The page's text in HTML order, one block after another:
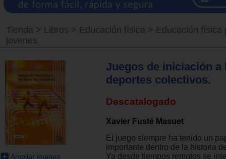
Tienda > Libros > Educación física > Educación física
jovenes
Ampliar imagen
Juegos de iniciación a
deportes colectivos.
Descatalogado
Xavier Fusté Masuet
El juego siempre ha tenido un
importante dentro de la historia
Ya desde tiempos remotos se